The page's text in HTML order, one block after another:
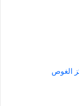
الغوص